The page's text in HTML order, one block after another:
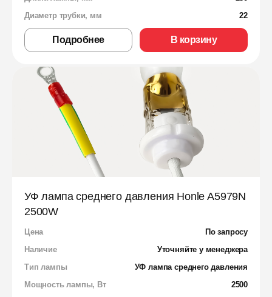
Диаметр трубки, мм
22
Подробнее В корзину
УФ лампа среднего давления Honle A5979N
2500W
Цена
По запросу
Наличие
Уточняйте у менеджера
Тип лампы
УФ лампа среднего давления
Мощность лампы, Вт
2500